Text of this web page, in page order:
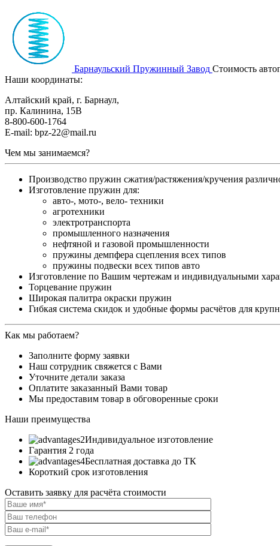
Барнаульский Пружинный Завод Стоимость
Наши координаты:
Алтайский край, г. Барнаул,
пр. Калинина, 15В
8-800-600-1764
E-mail: bpz-22@mail.ru
Чем мы занимаемся?
Производство пружин сжатия/растяжения/кручения
Изготовление пружин для:
авто-, мото-, вело- техники
агротехники
электротранспорта
промышленного назначения
нефтяной и газовой промышленности
пружины демпфера сцепления всех типов
пружины подвески всех типов авто
Изготовление по Вашим чертежам и индивидуальными
Торцевание пружин
Широкая палитра окраски пружин
Гибкая система скидок и удобные формы расчётов для
Как мы работаем?
Заполните форму заявки
Наш сотрудник свяжется с Вами
Уточните детали заказа
Оплатите заказанный Вами товар
Мы предоставим товар в обговоренные сроки
Наши преимущества
Индивидуальное изготовление
Гарантия 2 года
Бесплатная доставка до ТК
Короткий срок изготовления
Оставить заявку для расчёта стоимости